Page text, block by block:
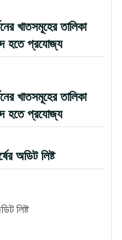
খাতসমূহের তালিকা
হতে প্রযোজ্য
খাতসমূহের তালিকা
হতে প্রযোজ্য
অডিট লিষ্ট
লিষ্ট